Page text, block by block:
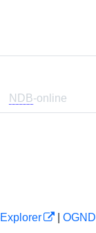
NDB-online
OGND